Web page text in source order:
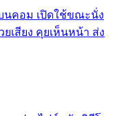
นคอม เปิดใช้ขณะนั่ง
เสียง คุยเห็นหน้า ส่ง